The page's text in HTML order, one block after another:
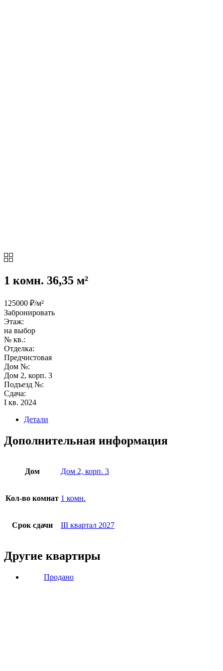
1 комн. 36,35 м²
125000 ₽/м²
Забронировать
Этаж:
на выбор
№ кв.:
Отделка:
Предчистовая
Дом №:
Дом 2, корп. 3
Подъезд №:
Сдача:
I кв. 2024
Детали
Дополнительная информация
Дом Дом 2, корп. 3
Кол-во комнат 1 комн.
Срок сдачи III квартал 2027
Другие квартиры
Продано